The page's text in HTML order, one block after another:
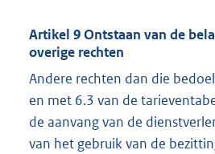
Artikel 9 Ontstaan van de
overige rechten
Andere rechten dan die
en met 6.3 van de
de aanvang van de
van het gebruik van de